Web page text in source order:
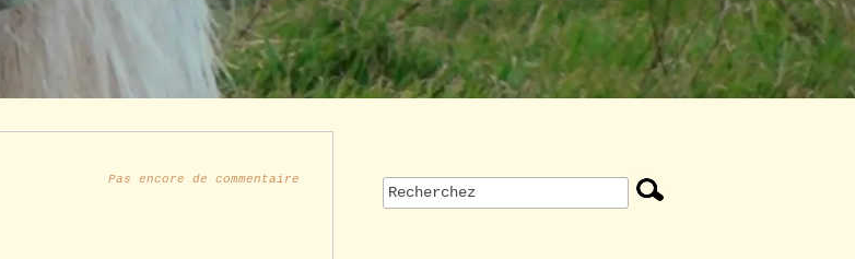
Pas encore de commentaire